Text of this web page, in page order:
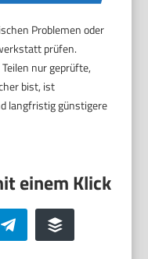
Problemen oder
prüfen.
nur geprüfte,
bist, ist
langfristig günstigere
Telegram Buffer